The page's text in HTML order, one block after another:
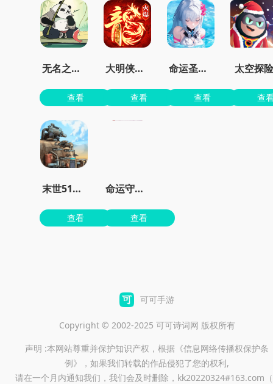
无名之辈手游官方版
查看
大明侠客令最新安卓版
查看
命运圣契0.1折
查看
太空探险
查
末世51号地堡
查看
命运守护战歌手游
查看
可可手游
Copyright © 2002-2025 可可诗词网 版权所有
声明 :本网站尊重并保护知识产权，根据《信息网络传播权保护条
例》，如果我们转载的作品侵犯了您的权利,
请在一个月内通知我们，我们会及时删除，kk20220324#163.com